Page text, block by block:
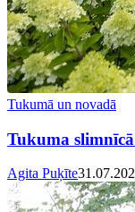
Tukumā un novadā
Tukuma
Agita Puķīte